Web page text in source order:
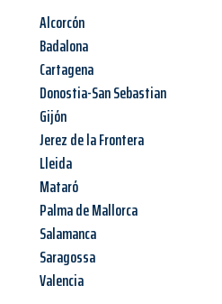
Alcorcón
Badalona
Cartagena
Donostia-San Sebastian
Gijón
Jerez de la Frontera
Lleida
Mataró
Palma de Mallorca
Salamanca
Saragossa
Valencia